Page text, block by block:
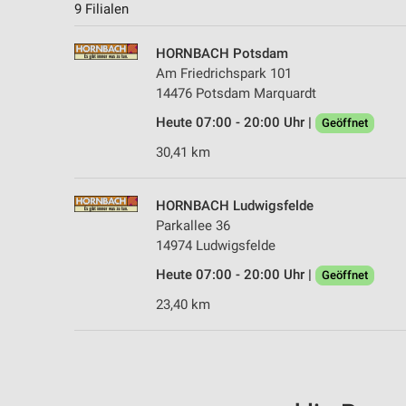
9 Filialen
HORNBACH Potsdam
Am Friedrichspark 101
14476 Potsdam Marquardt
Heute 07:00 - 20:00 Uhr |
Geöffnet
30,41 km
HORNBACH Ludwigsfelde
Parkallee 36
14974 Ludwigsfelde
Heute 07:00 - 20:00 Uhr |
Geöffnet
23,40 km